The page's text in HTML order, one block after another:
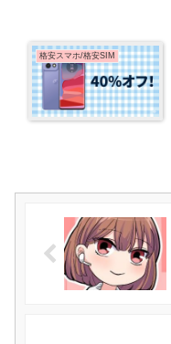
格安スマホ/格安SIM